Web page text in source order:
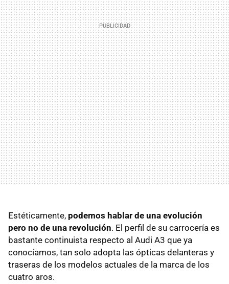
Estéticamente, podemos hablar de una evolución
pero no de una revolución. El perfil de su carrocería es
bastante continuista respecto al Audi A3 que ya
conocíamos, tan solo adopta las ópticas delanteras y
traseras de los modelos actuales de la marca de los
cuatro aros.